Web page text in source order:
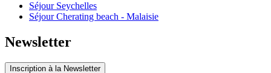
Séjour Seychelles
Séjour Cherating beach - Malaisie
Newsletter
Inscription à la Newsletter